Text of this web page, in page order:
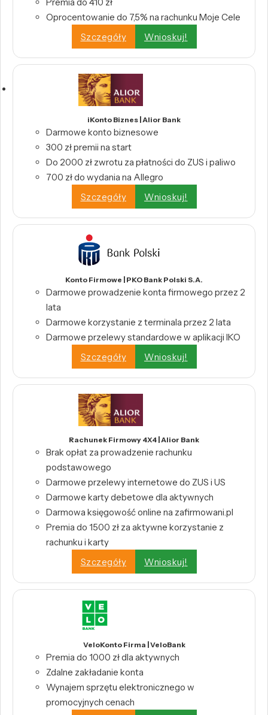
Premia do 410 zł
Oprocentowanie do 7,5% na rachunku Moje Cele
Szczegóły
Wnioskuj!
iKonto Biznes | Alior Bank
Darmowe konto biznesowe
300 zł premii na start
Do 2000 zł zwrotu za płatności do ZUS i paliwo
700 zł do wydania na Allegro
Szczegóły
Wnioskuj!
Konto Firmowe | PKO Bank Polski S.A.
Darmowe prowadzenie konta firmowego przez 2
lata
Darmowe korzystanie z terminala przez 2 lata
Darmowe przelewy standardowe w aplikacji IKO
Szczegóły
Wnioskuj!
Rachunek Firmowy 4X4 | Alior Bank
Brak opłat za prowadzenie rachunku
podstawowego
Darmowe przelewy internetowe do ZUS i US
Darmowe karty debetowe dla aktywnych
Darmowa księgowość online na zafirmowani.pl
Premia do 1500 zł za aktywne korzystanie z
rachunku i karty
Szczegóły
Wnioskuj!
VeloKonto Firma | VeloBank
Premia do 1000 zł dla aktywnych
Zdalne zakładanie konta
Wynajem sprzętu elektronicznego w
promocyjnych cenach